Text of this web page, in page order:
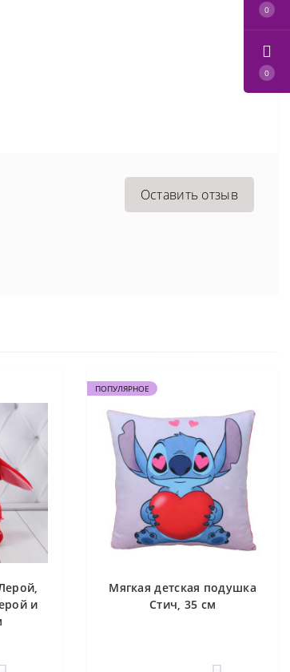
0
0
Оставить отзыв
и
ПОПУЛЯРНОЕ
Мягкая детская подушка
Стич, 35 см